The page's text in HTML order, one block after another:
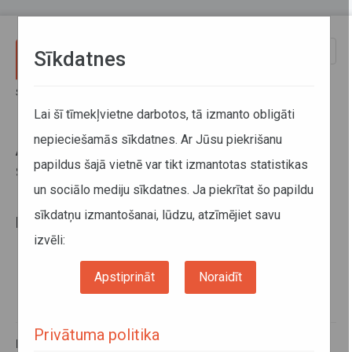
Sākums
Autobusu un vilcienu kustības
saraksti
Īslaicīgo izmaiņu aktuālākā informācija
pieejama sadaļāIzmaiņas maršrutu tīklā
Ieteikt šo rakstu
Sīkdatnes
Lai šī tīmekļvietne darbotos, tā izmanto obligāti
nepieciešamās sīkdatnes. Ar Jūsu piekrišanu
papildus šajā vietnē var tikt izmantotas statistikas
un sociālo mediju sīkdatnes. Ja piekrītat šo papildu
sīkdatņu izmantošanai, lūdzu, atzīmējiet savu
izvēli:
Apstiprināt Noraidīt
Privātuma politika